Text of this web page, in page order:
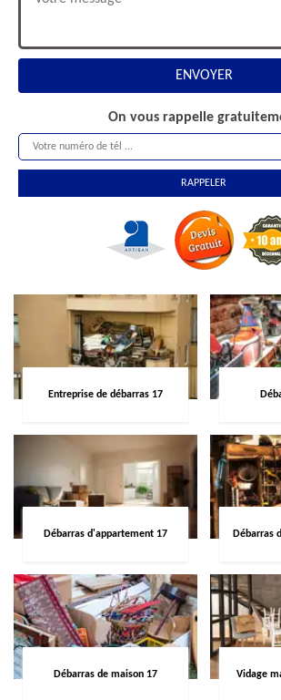
On vous rappelle
Entreprise de débarras 17
Débarras d'appartement 17 Débarras
Débarras de maison 17 Vidage